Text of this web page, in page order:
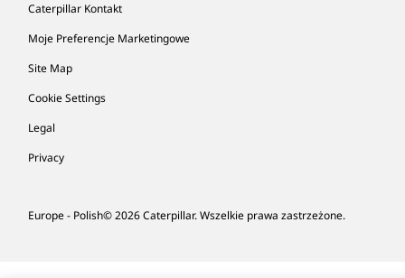
Caterpillar Kontakt
Moje Preferencje Marketingowe
Site Map
Cookie Settings
Legal
Privacy
Europe - Polish© 2026 Caterpillar. Wszelkie prawa zastrzeżone.